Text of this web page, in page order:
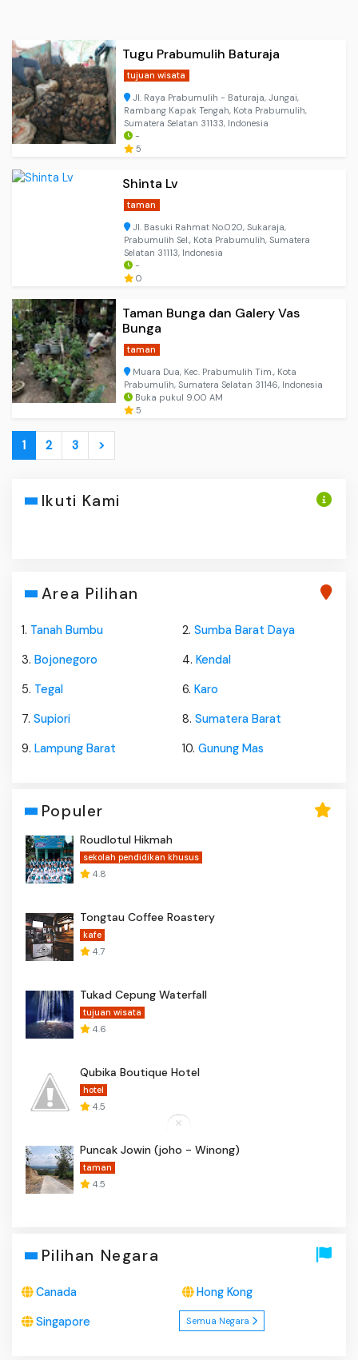
Tugu Prabumulih Baturaja
tujuan wisata
Jl. Raya Prabumulih - Baturaja, Jungai,
Rambang Kapak Tengah, Kota Prabumulih,
Sumatera Selatan 31133, Indonesia
-
5
Shinta Lv
taman
Jl. Basuki Rahmat No.020, Sukaraja,
Prabumulih Sel., Kota Prabumulih, Sumatera
Selatan 31113, Indonesia
-
0
Taman Bunga dan Galery Vas
Bunga
taman
Muara Dua, Kec. Prabumulih Tim., Kota
Prabumulih, Sumatera Selatan 31146, Indonesia
Buka pukul 9.00 AM
5
1 2 3 >
Ikuti Kami
Area Pilihan
1. Tanah Bumbu 2. Sumba Barat Daya
3. Bojonegoro 4. Kendal
5. Tegal 6. Karo
7. Supiori 8. Sumatera Barat
9. Lampung Barat 10. Gunung Mas
Populer
Roudlotul Hikmah
sekolah pendidikan khusus
4.8
Tongtau Coffee Roastery
kafe
4.7
Tukad Cepung Waterfall
tujuan wisata
4.6
Qubika Boutique Hotel
hotel
4.5
Puncak Jowin (joho - Winong)
taman
4.5
Pilihan Negara
Canada Hong Kong
Singapore Semua Negara